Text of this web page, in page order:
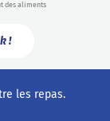
des aliments
!
les repas.